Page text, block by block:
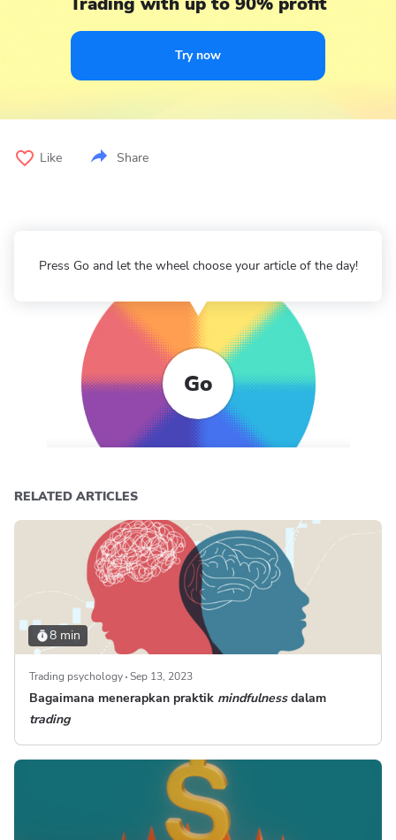
Try now
Like Share
Go
Press Go and let the wheel choose your article of the day!
RELATED ARTICLES
8 min
Trading psychology Sep 13, 2023
Bagaimana menerapkan praktik mindfulnessdalam
trading